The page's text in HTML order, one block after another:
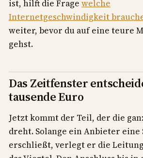
ist, hilft die Frage welche
Internetgeschwindigkeit
weiter, bevor du auf eine teure
gehst.
Das Zeitfenster
tausende Euro
Jetzt kommt der Teil, der die
dreht. Solange ein Anbieter eine
erschließt, verlegt er die